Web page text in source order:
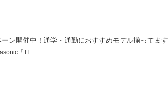
ン開催中！通学・通勤におすすめモデル揃ってます
「TI...